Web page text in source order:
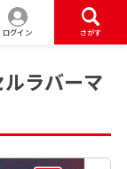
ログイン さがす
ラバーマ